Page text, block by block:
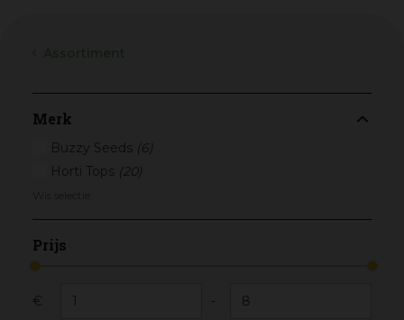
Merk
Buzzy Seeds (6)
Horti Tops (20)
Prijs
€ -